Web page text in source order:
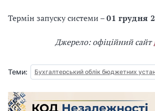
Термін запуску системи –01 грудня
Джерело: офіційний сайт
Теми: Бухгалтерський облік бюджетних